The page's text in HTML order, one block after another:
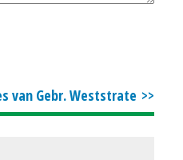
van Gebr. Weststrate